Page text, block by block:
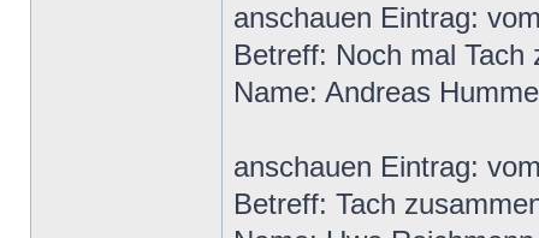
anschauen Eintrag:
Betreff: Noch mal Tach
Name: Andreas
anschauen Eintrag:
Betreff: Tach